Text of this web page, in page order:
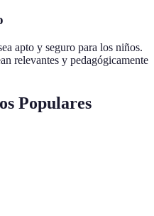
apto y seguro para los niños.
relevantes y pedagógicamente
Populares